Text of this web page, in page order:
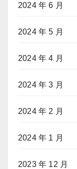
2024 年 6 月
2024 年 5 月
2024 年 4 月
2024 年 3 月
2024 年 2 月
2024 年 1 月
2023 年 12 月